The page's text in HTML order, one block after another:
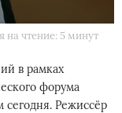
на чтение: 5 минут
в рамках
форума
сегодня. Режиссёр